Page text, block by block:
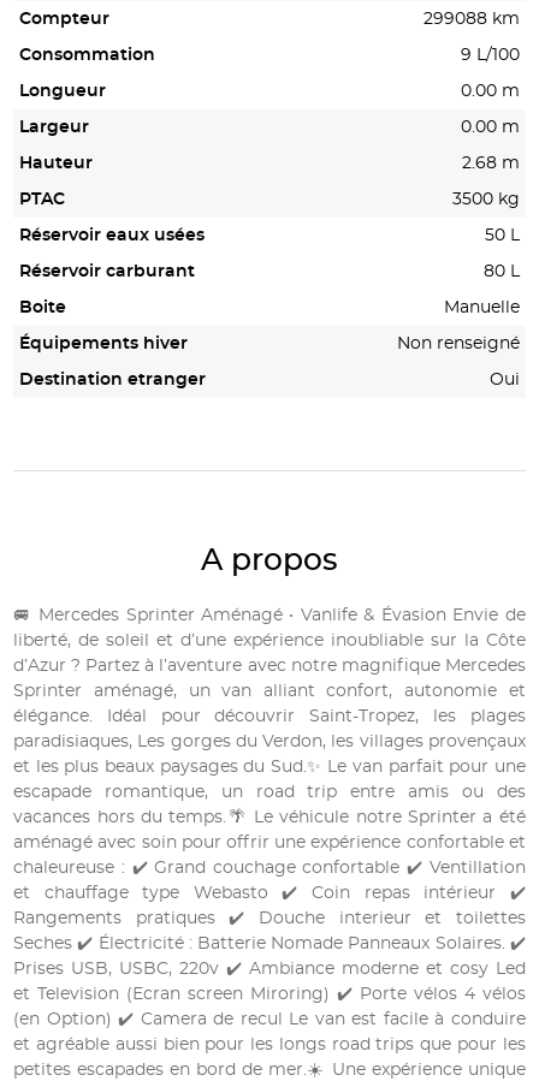
Compteur 299088 km
Consommation 9 L/100
Longueur 0.00 m
Largeur 0.00 m
Hauteur 2.68 m
PTAC 3500 kg
Réservoir eaux usées 50 L
Réservoir carburant 80 L
Boite Manuelle
Équipements hiver Non renseigné
Destination etranger Oui
A propos
🚐 Mercedes Sprinter Aménagé • Vanlife & Évasion Envie de
liberté, de soleil et d’une expérience inoubliable sur la Côte
d’Azur ? Partez à l’aventure avec notre magnifique Mercedes
Sprinter aménagé, un van alliant confort, autonomie et
élégance. Idéal pour découvrir Saint-Tropez, les plages
paradisiaques, Les gorges du Verdon, les villages provençaux
et les plus beaux paysages du Sud.✨ Le van parfait pour une
escapade romantique, un road trip entre amis ou des
vacances hors du temps.🌴 Le véhicule notre Sprinter a été
aménagé avec soin pour offrir une expérience confortable et
chaleureuse : ✔️ Grand couchage confortable ✔️ Ventillation
et chauffage type Webasto ✔️ Coin repas intérieur ✔️
Rangements pratiques ✔️ Douche interieur et toilettes
Seches ✔️ Électricité : Batterie Nomade Panneaux Solaires. ✔️
Prises USB, USBC, 220v ✔️ Ambiance moderne et cosy Led
et Television (Ecran screen Miroring) ✔️ Porte vélos 4 vélos
(en Option) ✔️ Camera de recul Le van est facile à conduire
et agréable aussi bien pour les longs road trips que pour les
petites escapades en bord de mer.☀️ Une expérience unique